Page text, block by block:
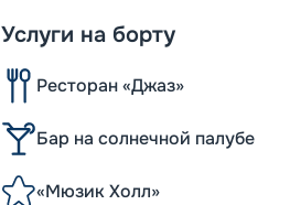
Услуги на борту
Ресторан «Джаз»
Бар на солнечной палубе
«Мюзик Холл»